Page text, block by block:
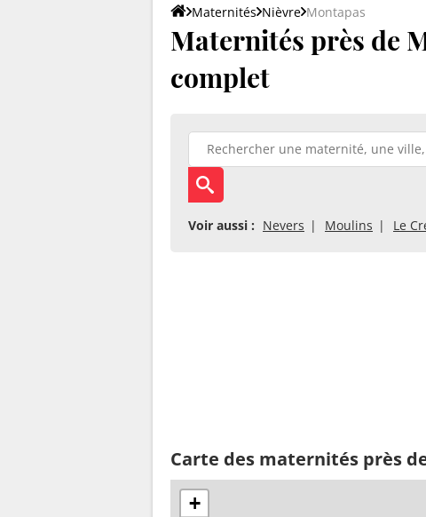
Maternités Nièvre Montapas
Maternités près de
complet
Voir aussi : Nevers Moulins Le
Carte des maternités près
+